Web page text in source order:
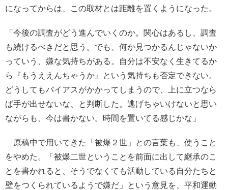
になってからは、この取材とは距離を置くようになった。
「今後の調査がどう進んでいくのか。関心はあるし、調査
も続けるべきだと思う。でも、何か見つかるんじゃないか
っていう、嫌な気持ちがある。自分は不安なく生きてるか
ら『もうええんちゃうか』という気持ちも否定できない。
どうしてもバイアスがかかってしまうので、上に立つなら
ば手が出せないな、と判断した。逃げちゃいけないと思い
ながらも、今は書かない。時間を置いてる感じかな」
原稿中で用いてきた「被爆２世」との言葉も、使うこと
をやめた。「被爆二世ということを前面に出して継承のこ
とを書かれると、そうでなくても活動している自分たちと
壁をつくられているようで嫌だ」という意見を、平和運動